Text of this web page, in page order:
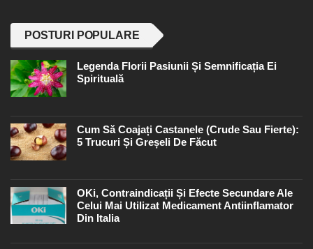
POSTURI POPULARE
Legenda Florii Pasiunii Și Semnificația Ei
Spirituală
Cum Să Coajați Castanele (crude Sau Fierte):
5 Trucuri Și Greșeli De Făcut
OKi, Contraindicații Și Efecte Secundare Ale
Celui Mai Utilizat Medicament Antiinflamator
Din Italia